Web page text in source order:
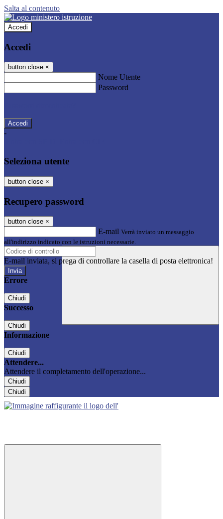
Salta al contenuto
Accedi
Accedi
button close ×
Nome Utente
Password
-
Seleziona utente
button close ×
Recupero password
button close ×
E-mail Verrà inviato un messaggio
all'indirizzo indicato con le istruzioni necessarie.
E-mail inviata, si prega di controllare la casella di posta elettronica!
Errore
Chiudi
Successo
Chiudi
Informazione
Chiudi
Attendere...
Attendere il completamento dell'operazione...
Chiudi
Chiudi